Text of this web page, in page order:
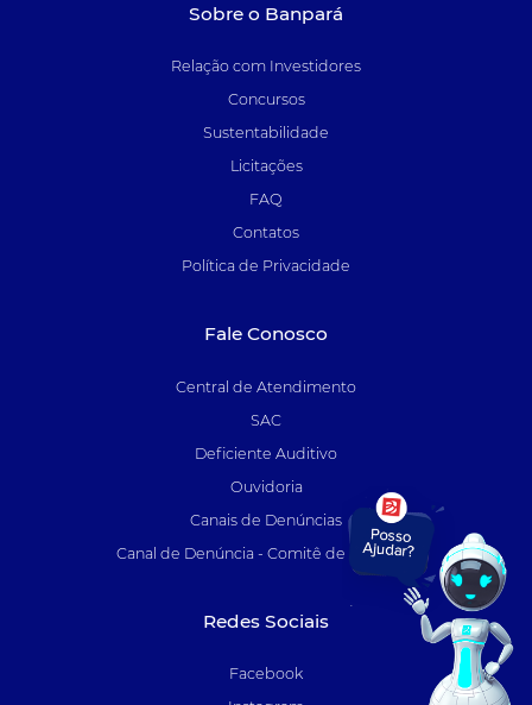
Sobre o Banpará
Relação com Investidores
Concursos
Sustentabilidade
Licitações
FAQ
Contatos
Política de Privacidade
Fale Conosco
Central de Atendimento
SAC
Deficiente Auditivo
Ouvidoria
Canais de Denúncias
Canal de Denúncia - Comitê de Auditoria
Redes Sociais
Facebook